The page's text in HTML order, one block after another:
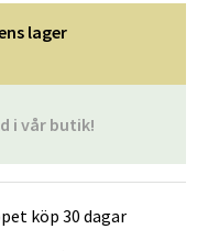
i vår butik!
lager
köp 30 dagar